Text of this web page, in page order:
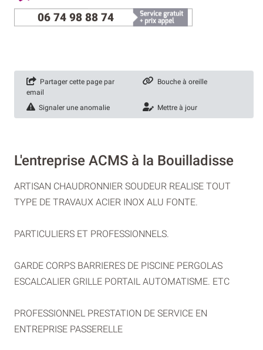
06 74 98 88 74
Partager cette page par
email
Bouche à oreille
Signaler une anomalie Mettre à jour
L'entreprise ACMS à la Bouilladisse
ARTISAN CHAUDRONNIER SOUDEUR REALISE TOUT
TYPE DE TRAVAUX ACIER INOX ALU FONTE.
PARTICULIERS ET PROFESSIONNELS.
GARDE CORPS BARRIERES DE PISCINE PERGOLAS
ESCALCALIER GRILLE PORTAIL AUTOMATISME. ETC
PROFESSIONNEL PRESTATION DE SERVICE EN
ENTREPRISE PASSERELLE